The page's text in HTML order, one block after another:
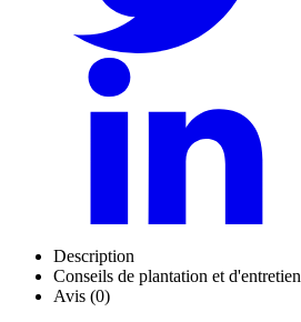
Description
Conseils de plantation et d'entretien
Avis (0)